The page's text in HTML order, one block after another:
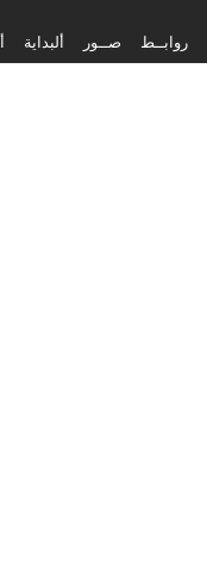
ألبداية صــور روابــط